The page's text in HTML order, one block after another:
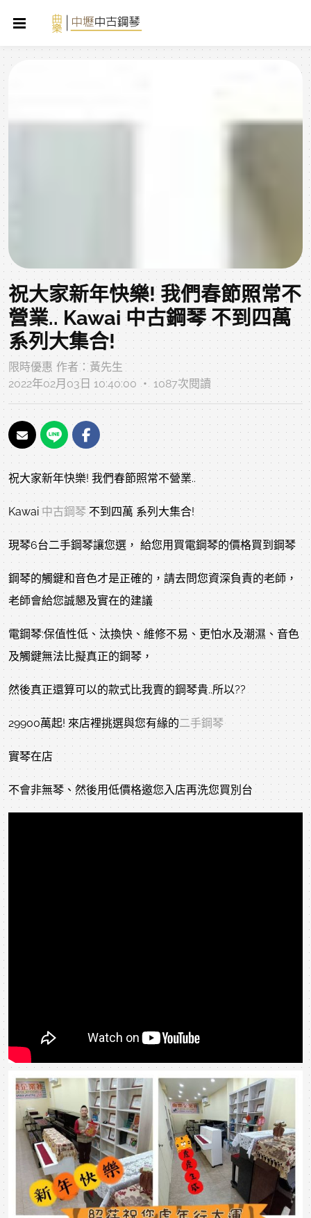
祝大家新年快樂! 我們春節照常不
營業.. Kawai 中古鋼琴 不到四萬
系列大集合!
限時優惠 作者：黃先生
2022年02月03日 10:40:00 ‧ 1087次閱讀
祝大家新年快樂! 我們春節照常不營業..
Kawai 中古鋼琴不到四萬 系列大集合!
現琴6台二手鋼琴讓您選， 給您用買電鋼琴的價格買到鋼琴
鋼琴的觸鍵和音色才是正確的，請去問您資深負責的老師，
老師會給您誠懇及實在的建議
電鋼琴:保值性低、汰換快、維修不易、更怕水及潮濕、音色
及觸鍵無法比擬真正的鋼琴，
然後真正還算可以的款式比我賣的鋼琴貴..所以??
29900萬起! 來店裡挑選與您有緣的二手鋼琴
實琴在店
不會非無琴、然後用低價格邀您入店再洗您買別台